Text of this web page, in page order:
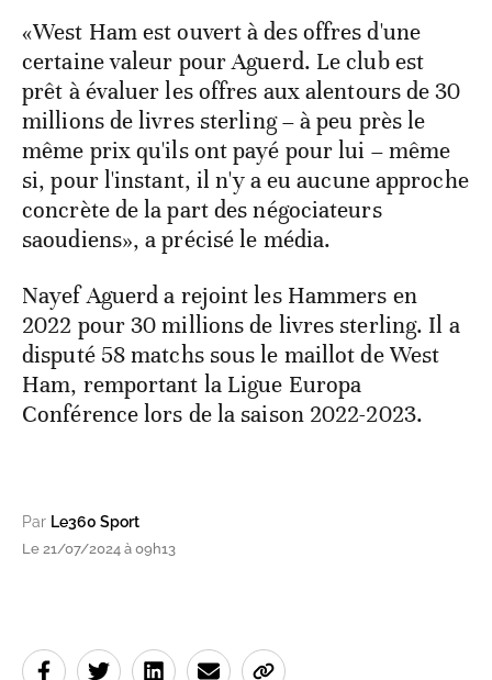
«West Ham est ouvert à des offres d'une
certaine valeur pour Aguerd. Le club est
prêt à évaluer les offres aux alentours de 30
millions de livres sterling – à peu près le
même prix qu'ils ont payé pour lui – même
si, pour l'instant, il n'y a eu aucune approche
concrète de la part des négociateurs
saoudiens», a précisé le média.
Nayef Aguerd a rejoint les Hammers en
2022 pour 30 millions de livres sterling. Il a
disputé 58 matchs sous le maillot de West
Ham, remportant la Ligue Europa
Conférence lors de la saison 2022-2023.
Par Le360 Sport
Le 21/07/2024 à 09h13